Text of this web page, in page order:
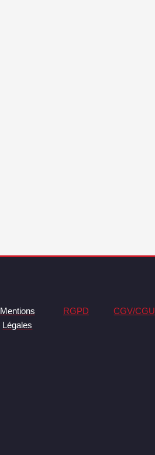
Mentions
Légales
RGPD CGV/CGU